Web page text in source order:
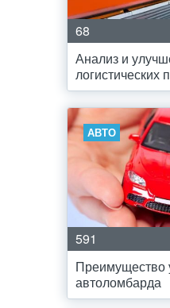
68
Анализ и
логистических
АВТО
591
Преимущество
автоломбарда